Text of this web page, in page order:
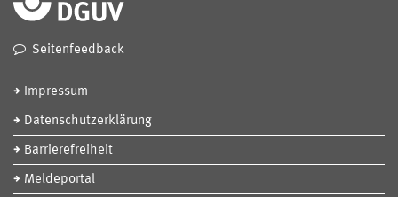
Seitenfeedback
Impressum
Datenschutzerklärung
Barrierefreiheit
Meldeportal